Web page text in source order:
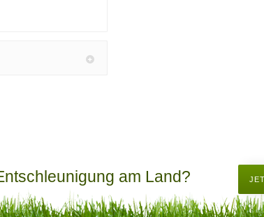
am Land?